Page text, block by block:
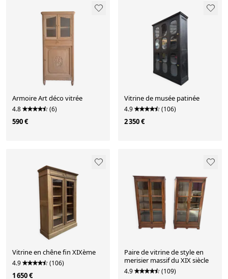
Armoire Art déco vitrée
4.8 (6)
590 €
Vitrine de musée patinée
4.9 (106)
2 350 €
Vitrine en chêne fin XIXème
4.9 (106)
1 650 €
Paire de vitrine de style en
merisier massif du XIX siècle
4.9 (109)